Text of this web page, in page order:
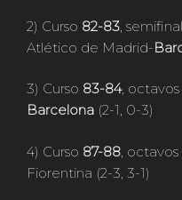
2) Curso 82-83 ,
Atlético de Madrid-
3) Curso 83-84,
Barcelona (2-1, 0-3)
4) Curso 87-88 ,
Fiorentina (2-3, 3-1)